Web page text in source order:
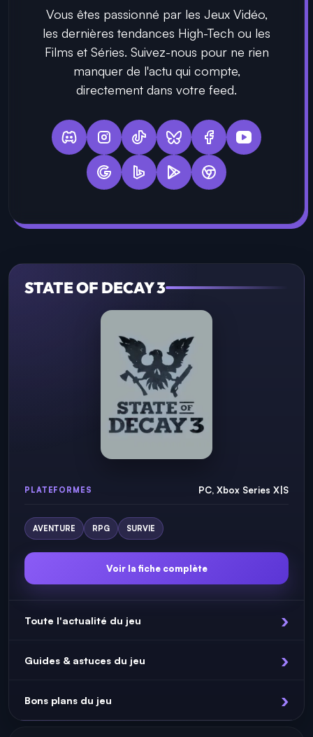
Vous êtes passionné par les Jeux Vidéo,
les dernières tendances High-Tech ou les
Films et Séries. Suivez-nous pour ne rien
manquer de l'actu qui compte,
directement dans votre feed.
STATE OF DECAY 3
PLATEFORMES PC, Xbox Series X|S
AVENTURE RPG SURVIE
Voir la fiche complète
Toute l'actualité du jeu
Guides & astuces du jeu
Bons plans du jeu